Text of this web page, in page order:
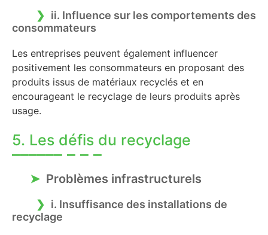
ii. Influence sur les comportements des
consommateurs
Les entreprises peuvent également influencer
positivement les consommateurs en proposant des
produits issus de matériaux recyclés et en
encourageant le recyclage de leurs produits après
usage.
5. Les défis du recyclage
Problèmes infrastructurels
i. Insuffisance des installations de
recyclage